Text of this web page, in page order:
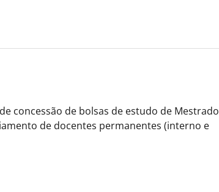
concessão de bolsas de estudo de Mestrado
de docentes permanentes (interno e